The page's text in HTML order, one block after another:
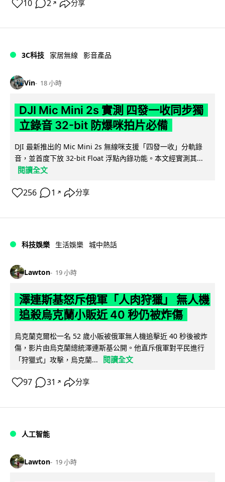
10 2 ↗ 分享
3C科技 家居無線 影音產品
Vin 18 小時
DJI Mic Mini 2s 實測 四發一收同步獨
立錄音 32-bit 防爆咪拍片必備
DJI 最新推出的 Mic Mini 2s 無線咪支援「四發一收」分軌錄
音，並首度下放 32-bit Float 浮點內錄功能。本文經實測其...
閱讀全文
256 1 ↗ 分享
科技娛樂 生活娛樂 城中熱話
Lawton 19 小時
澤連斯基怒斥俄軍「人肉狩獵」 無人機
追殺烏克蘭小販近 40 秒仍被炸傷
烏克蘭克爾松一名 52 歲小販被俄軍無人機追擊近 40 秒後被炸
傷，影片由烏克蘭總統澤連斯基公開。他直斥俄軍對平民進行
「狩獵式」攻擊，烏克蘭...
閱讀全文
97 31 ↗ 分享
人工智能
Lawton 19 小時